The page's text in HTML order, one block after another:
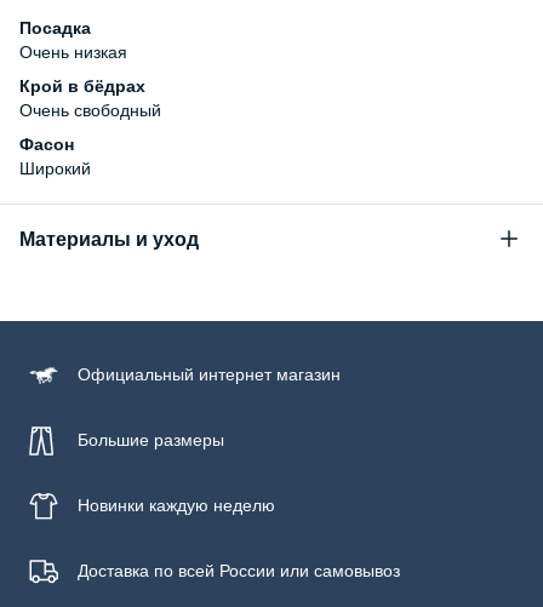
Посадка
Очень низкая
Крой в бёдрах
Очень свободный
Фасон
Широкий
Материалы и уход
100% хлопок
Бережная стирка при температуре не более 30С, химчистка
запрещена, гладить при низкой температуре до 110С
Официальный интернет магазин
Большие размеры
Новинки каждую неделю
Доставка по всей России или самовывоз